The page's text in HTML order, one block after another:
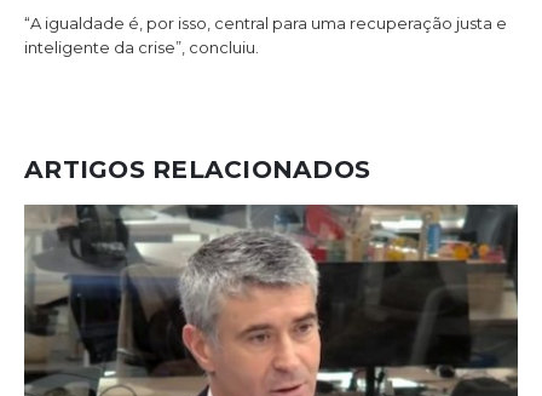
“A igualdade é, por isso, central para uma recuperação justa e
inteligente da crise”, concluiu.
ARTIGOS RELACIONADOS